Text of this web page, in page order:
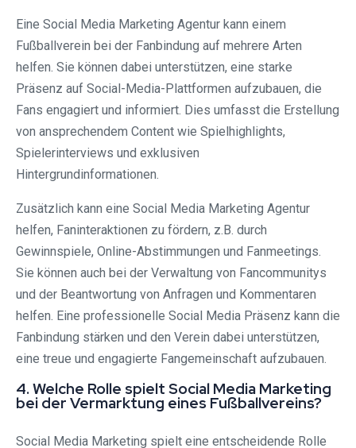
Eine Social Media Marketing Agentur kann einem
Fußballverein bei der Fanbindung auf mehrere Arten
helfen. Sie können dabei unterstützen, eine starke
Präsenz auf Social-Media-Plattformen aufzubauen, die
Fans engagiert und informiert. Dies umfasst die Erstellung
von ansprechendem Content wie Spielhighlights,
Spielerinterviews und exklusiven
Hintergrundinformationen.
Zusätzlich kann eine Social Media Marketing Agentur
helfen, Faninteraktionen zu fördern, z.B. durch
Gewinnspiele, Online-Abstimmungen und Fanmeetings.
Sie können auch bei der Verwaltung von Fancommunitys
und der Beantwortung von Anfragen und Kommentaren
helfen. Eine professionelle Social Media Präsenz kann die
Fanbindung stärken und den Verein dabei unterstützen,
eine treue und engagierte Fangemeinschaft aufzubauen.
4. Welche Rolle spielt Social Media Marketing
bei der Vermarktung eines Fußballvereins?
Social Media Marketing spielt eine entscheidende Rolle